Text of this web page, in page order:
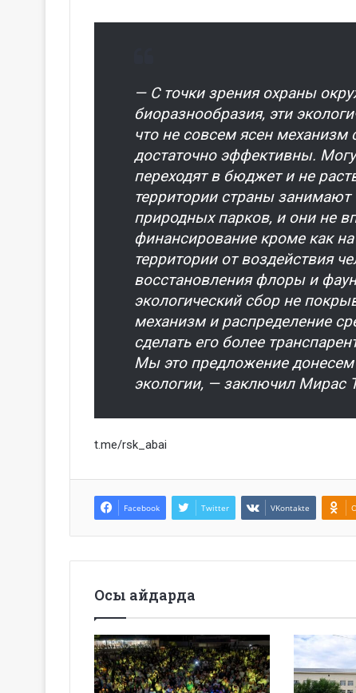
— С точки зрения охраны
биоразнообразия, эти
что не совсем ясен механизм
достаточно эффективны.
переходят в бюджет и не
территории страны
природных парков, и они не
финансирование кроме как
территории от воздействия
восстановления флоры и
экологический сбор не
механизм и распределение
сделать его более
Мы это предложение донесем
экологии, — заключил Мирас
t.me/rsk_abai
Facebook Twitter VKontakte
Осы айдарда